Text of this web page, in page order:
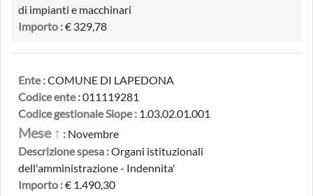
di impianti e macchinari
Importo :€ 329,78
Ente :COMUNE DI LAPEDONA
Codice ente :011119281
Codice gestionale Siope : 1.03.02.01.001
Mese ↑ : Novembre
Descrizione spesa :Organi istituzionali
dell'amministrazione - Indennita'
Importo :€ 1.490,30